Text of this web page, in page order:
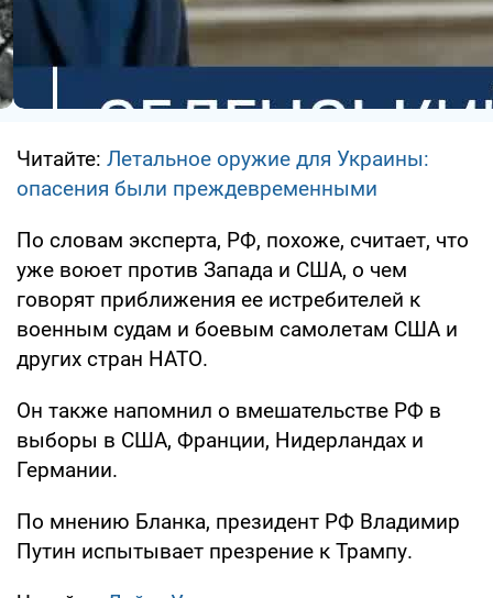
Читайте: Летальное оружие для Украины:
опасения были преждевременными
По словам эксперта, РФ, похоже, считает, что
уже воюет против Запада и США, о чем
говорят приближения ее истребителей к
военным судам и боевым самолетам США и
других стран НАТО.
Он также напомнил о вмешательстве РФ в
выборы в США, Франции, Нидерландах и
Германии.
По мнению Бланка, президент РФ Владимир
Путин испытывает презрение к Трампу.